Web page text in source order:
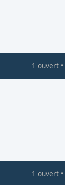
1 ouvert•
1 ouvert•